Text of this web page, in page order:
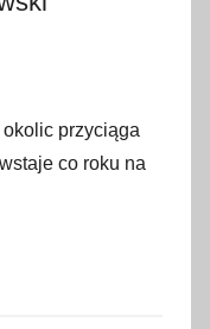
przyciąga
co roku na